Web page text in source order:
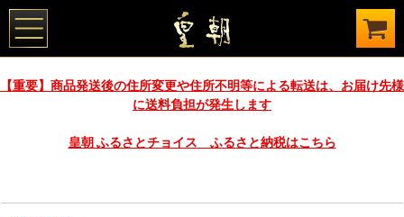
【重要】商品発送後の住所変更や住所不明等による転送は、お届け先様
に送料負担が発生します
皇朝 ふるさとチョイス ふるさと納税はこちら